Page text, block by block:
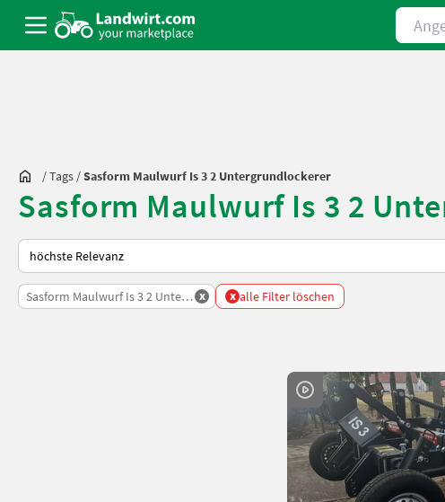
/Tags /Sasform Maulwurf Is 3 2 Untergrundlockerer
Sasform Maulwurf Is 3 2
So wird auf Landwirt.com sortiert
Sasform Maulwurf Is 3 2 Untergrundlockerer
x x alle Filter löschen